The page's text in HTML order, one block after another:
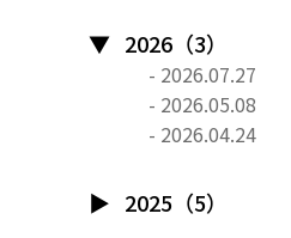
2026（3）
- 2026.07.27
- 2026.05.08
- 2026.04.24
2025（5）